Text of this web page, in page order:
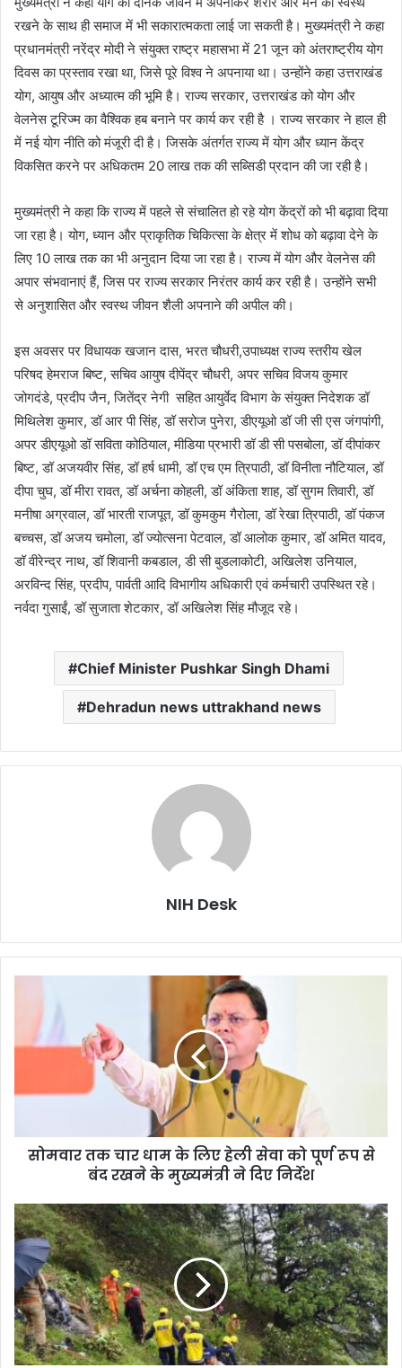
रखने के साथ ही समाज में भी सकारात्मकता लाई जा सकती है। मुख्यमंत्री ने कहा
प्रधानमंत्री नरेंद्र मोदी ने संयुक्त राष्ट्र महासभा में 21 जून को अंतराष्ट्रीय योग
दिवस का प्रस्ताव रखा था, जिसे पूरे विश्व ने अपनाया था। उन्होंने कहा उत्तराखंड
योग, आयुष और अध्यात्म की भूमि है। राज्य सरकार, उत्तराखंड को योग और
वेलनेस टूरिज्म का वैश्विक हब बनाने पर कार्य कर रही है । राज्य सरकार ने हाल ही
में नई योग नीति को मंजूरी दी है। जिसके अंतर्गत राज्य में योग और ध्यान केंद्र
विकसित करने पर अधिकतम 20 लाख तक की सब्सिडी प्रदान की जा रही है।
मुख्यमंत्री ने कहा कि राज्य में पहले से संचालित हो रहे योग केंद्रों को भी बढ़ावा दिया
जा रहा है। योग, ध्यान और प्राकृतिक चिकित्सा के क्षेत्र में शोध को बढ़ावा देने के
लिए 10 लाख तक का भी अनुदान दिया जा रहा है। राज्य में योग और वेलनेस की
अपार संभवानाएं हैं, जिस पर राज्य सरकार निरंतर कार्य कर रही है। उन्होंने सभी
से अनुशासित और स्वस्थ जीवन शैली अपनाने की अपील की।
इस अवसर पर विधायक खजान दास, भरत चौधरी,उपाध्यक्ष राज्य स्तरीय खेल
परिषद हेमराज बिष्ट, सचिव आयुष दीपेंद्र चौधरी, अपर सचिव विजय कुमार
जोगदंडे, प्रदीप जैन, जितेंद्र नेगी सहित आयुर्वेद विभाग के संयुक्त निदेशक डॉ
मिथिलेश कुमार, डॉ आर पी सिंह, डॉ सरोज पुनेरा, डीएयूओ डॉ जी सी एस जंगपांगी,
अपर डीएयूओ डॉ सविता कोठियाल, मीडिया प्रभारी डॉ डी सी पसबोला, डॉ दीपांकर
बिष्ट, डॉ अजयवीर सिंह, डॉ हर्ष धामी, डॉ एच एम त्रिपाठी, डॉ विनीता नौटियाल, डॉ
दीपा चुघ, डॉ मीरा रावत, डॉ अर्चना कोहली, डॉ अंकिता शाह, डॉ सुगम तिवारी, डॉ
मनीषा अग्रवाल, डॉ भारती राजपूत, डॉ कुमकुम गैरोला, डॉ रेखा त्रिपाठी, डॉ पंकज
बच्चस, डॉ अजय चमोला, डॉ ज्योत्सना पेटवाल, डॉ आलोक कुमार, डॉ अमित यादव,
डॉ वीरेन्द्र नाथ, डॉ शिवानी कबडाल, डी सी बुडलाकोटी, अखिलेश उनियाल,
अरविन्द सिंह, प्रदीप, पार्वती आदि विभागीय अधिकारी एवं कर्मचारी उपस्थित रहे।
नर्वदा गुसाईं, डॉ सुजाता शेटकार, डॉ अखिलेश सिंह मौजूद रहे।
Chief Minister Pushkar Singh Dhami
Dehradun news uttrakhand news
NIH Desk
हेली
को
बंद
रखने
के
मुख्यमंत्री
ने
दिए
निर्देश
सोमवार तक चार धाम के लिए हेली सेवा को पूर्ण रूप से
बंद रखने के मुख्यमंत्री ने दिए निर्देश
बड़ी
ख़बर
आर्यन
कंपनी
के
ख़िलाफ़
विभिन्न
धाराओं